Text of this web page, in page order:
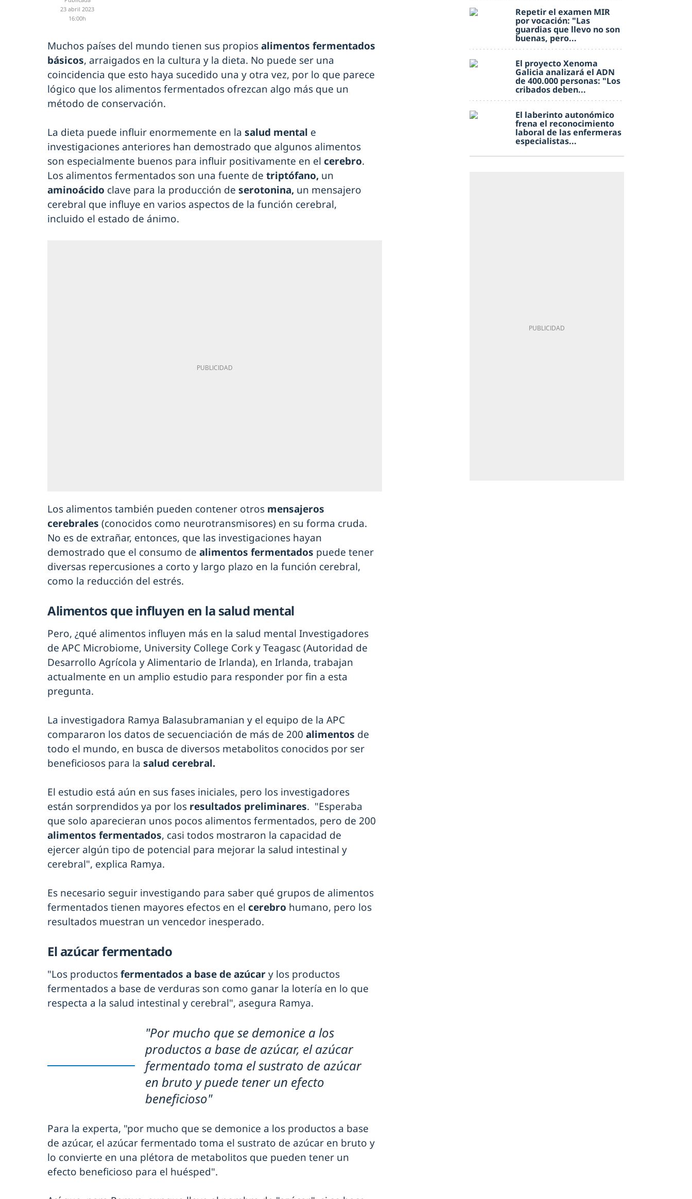
23 abril 2023
16:00h
Muchos países del mundo tienen sus propiosalimentos fermentados
básicos, arraigados en la cultura y la dieta. No puede ser una
coincidencia que esto haya sucedido una y otra vez, por lo que parece
lógico que los alimentos fermentados ofrezcan algo más que un
método de conservación.
La dieta puede influir enormemente en la salud mental e
investigaciones anteriores han demostrado que algunos alimentos
son especialmente buenos para influir positivamente en el cerebro.
Los alimentos fermentados son una fuente de triptófano, un
aminoácido clave para la producción de serotonina, un mensajero
cerebral que influye en varios aspectos de la función cerebral,
incluido el estado de ánimo.
Los alimentos también pueden contener otros mensajeros
cerebrales (conocidos como neurotransmisores) en su forma cruda.
No es de extrañar, entonces, que las investigaciones hayan
demostrado que el consumo de alimentos fermentados puede tener
diversas repercusiones a corto y largo plazo en la función cerebral,
como la reducción del estrés.
Alimentos que influyen en la salud mental
Pero, ¿qué alimentos influyen más en la salud mental Investigadores
de APC Microbiome, University College Cork y Teagasc (Autoridad de
Desarrollo Agrícola y Alimentario de Irlanda), en Irlanda, trabajan
actualmente en un amplio estudio para responder por fin a esta
pregunta.
La investigadora Ramya Balasubramanian y el equipo de la APC
compararon los datos de secuenciación de más de 200 alimentos de
todo el mundo, en busca de diversos metabolitos conocidos por ser
beneficiosos para la salud cerebral.
El estudio está aún en sus fases iniciales, pero los investigadores
están sorprendidos ya por los resultados preliminares. "Esperaba
que solo aparecieran unos pocos alimentos fermentados, pero de 200
alimentos fermentados, casi todos mostraron la capacidad de
ejercer algún tipo de potencial para mejorar la salud intestinal y
cerebral", explica Ramya.
Es necesario seguir investigando para saber qué grupos de alimentos
fermentados tienen mayores efectos en el cerebro humano, pero los
resultados muestran un vencedor inesperado.
El azúcar fermentado
"Los productosfermentados a base de azúcary los productos
fermentados a base de verduras son como ganar la lotería en lo que
respecta a la salud intestinal y cerebral", asegura Ramya.
"Por mucho que se demonice a los
productos a base de azúcar, el azúcar
fermentado toma el sustrato de azúcar
en bruto y puede tener un efecto
beneficioso"
Para la experta, "por mucho que se demonice a los productos a base
de azúcar, el azúcar fermentado toma el sustrato de azúcar en bruto y
lo convierte en una plétora de metabolitos que pueden tener un
efecto beneficioso para el huésped".
Repetir el examen MIR
por vocación: "Las
guardias que llevo no son
buenas, pero...
El proyecto Xenoma
Galicia analizará el ADN
de 400.000 personas: "Los
cribados deben...
El laberinto autonómico
frena el reconocimiento
laboral de las enfermeras
especialistas...